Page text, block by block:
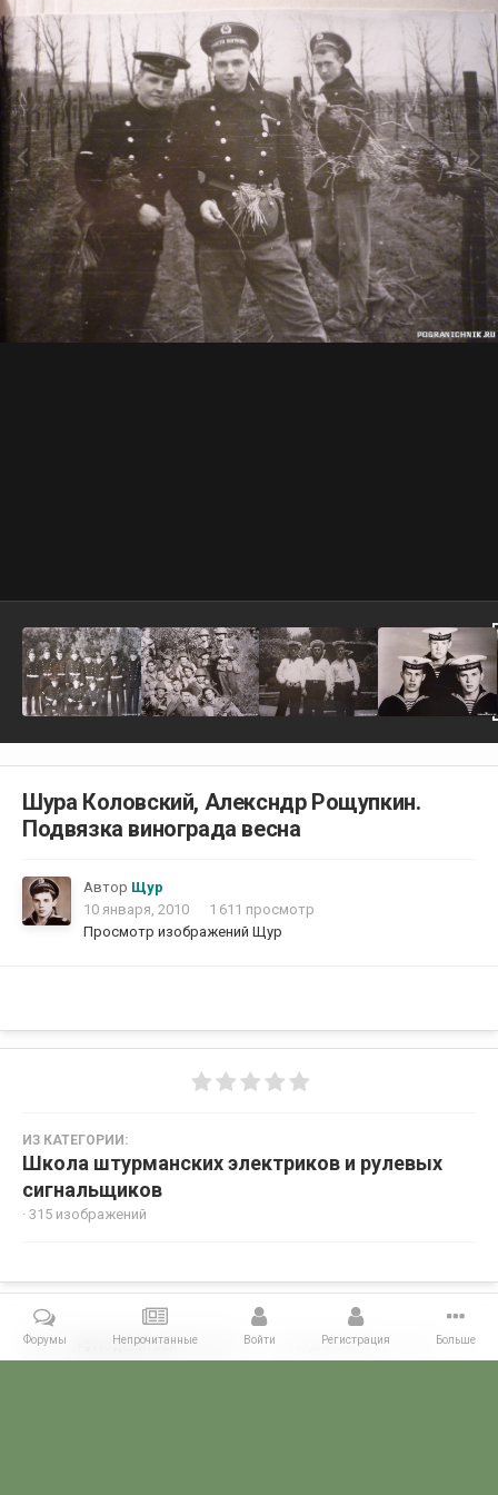
Шура Коловский, Алексндр Рощупкин.
Подвязка винограда весна
Автор Щур
10 января, 2010
1 611 просмотр
Просмотр изображений Щур
ИЗ КАТЕГОРИИ:
Школа штурманских электриков и рулевых
сигнальщиков
· 315 изображений
Поделиться Подписчики 0
Форумы Непрочитанные Войти Регистрация Больше